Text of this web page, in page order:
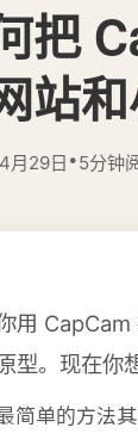
把
站
月29日 •5分钟
用 CapCam
型。现在你
简单的方法其